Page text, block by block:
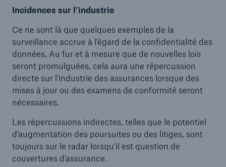
Incidences sur l’industrie
Ce ne sont là que quelques exemples de la
surveillance accrue à l’égard de la confidentialité des
données. Au fur et à mesure que de nouvelles lois
seront promulguées, cela aura une répercussion
directe sur l’industrie des assurances lorsque des
mises à jour ou des examens de conformité seront
nécessaires.
Les répercussions indirectes, telles que le potentiel
d’augmentation des poursuites ou des litiges, sont
toujours sur le radar lorsqu’il est question de
couvertures d’assurance.